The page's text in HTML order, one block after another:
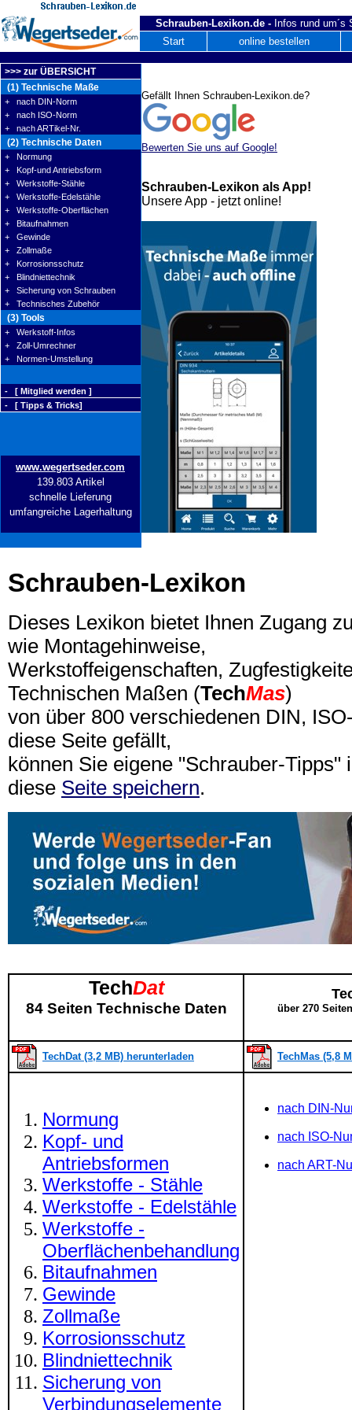
Schrauben-Lexikon.de - Infos rund um´s
Start
online bestellen
>>> zur ÜBERSICHT
(1) Technische Maße
+ nach DIN-Norm
+ nach ISO-Norm
+ nach ARTikel-Nr.
(2) Technische Daten
+ Normung
+ Kopf-und Antriebsform
+ Werkstoffe-Stähle
+ Werkstoffe-Edelstähle
+ Werkstoffe-Oberflächen
+ Bitaufnahmen
+ Gewinde
+ Zollmaße
+ Korrosionsschutz
+ Blindniettechnik
+ Sicherung von Schrauben
+ Technisches Zubehör
(3) Tools
+ Werkstoff-Infos
+ Zoll-Umrechner
+ Normen-Umstellung
- [ Mitglied werden ]
- [ Tipps & Tricks]
www.wegertseder.com
139.803 Artikel
schnelle Lieferung
umfangreiche Lagerhaltung
Schrauben-Lexikon
Dieses Lexikon bietet Ihnen Zugang
wie Montagehinweise,
Werkstoffeigenschaften,
Technischen Maßen (TechMas)
von über 800 verschiedenen DIN,
diese Seite gefällt,
können Sie eigene "Schrauber-Tipps"
diese Seite speichern.
TechDat
84 Seiten Technische Daten über 270
TechDat (3,2 MB) herunterladen TechMas (5,8
Normung
Kopf- und
Antriebsformen
Werkstoffe - Stähle
Werkstoffe - Edelstähle
Werkstoffe -
Oberflächenbehandlung
Bitaufnahmen
Gewinde
Zollmaße
Korrosionsschutz
Blindniettechnik
Sicherung von
Verbindungselemente
nach DIN-
nach ISO-
nach ART-
Gefällt Ihnen Schrauben-Lexikon.de?
Bewerten Sie uns auf Google!
Schrauben-Lexikon als App!
Unsere App - jetzt online!